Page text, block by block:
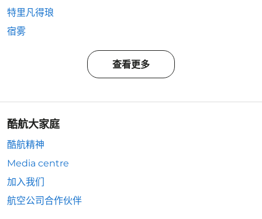
特里凡得琅
宿雾
查看更多
酷航大家庭
酷航精神
Media centre
加入我们
航空公司合作伙伴